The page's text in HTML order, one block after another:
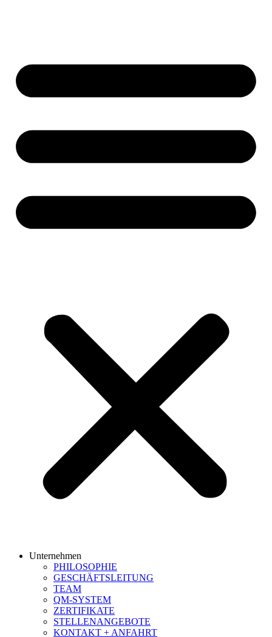
Unternehmen
PHILOSOPHIE
GESCHÄFTSLEITUNG
TEAM
QM-SYSTEM
ZERTIFIKATE
STELLENANGEBOTE
KONTAKT + ANFAHRT